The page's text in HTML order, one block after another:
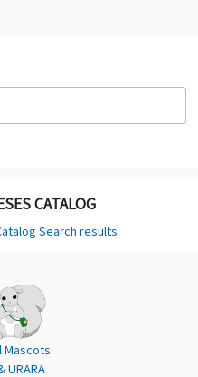
CATALOG
Search results
Mascots
URARA